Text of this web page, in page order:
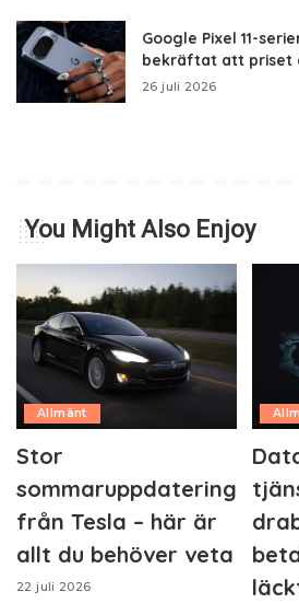
Google Pixel 11-
bekräftat att priset
26 juli 2026
You Might Also Enjoy
Allmänt
Stor
sommaruppdatering
från Tesla – här är
allt du behöver veta
22 juli 2026